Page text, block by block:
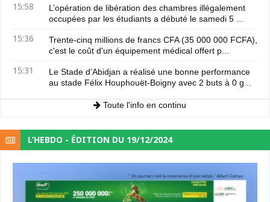
15:58
L’opération de libération des chambres illégalement
occupées par les étudiants a débuté le samedi 5 ...
15:36
Trente-cinq millions de francs CFA (35 000 000 FCFA),
c'est le coût d'un équipement médical offert p...
15:31
Le Stade d’Abidjan a réalisé une bonne performance
au stade Félix Houphouët-Boigny avec 2 buts à 0 g...
Toute l'info en continu
L’HEBDO - ÉDITION DU 19/12/2024